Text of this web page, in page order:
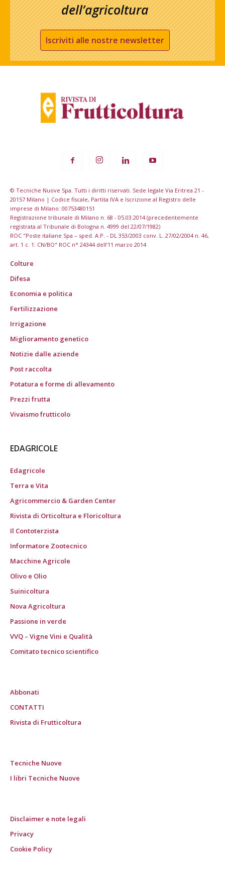
dell’agricoltura
Iscriviti alle nostre newsletter
© Tecniche Nuove Spa. Tutti i diritti riservati. Sede legale Via Eritrea 21 -
20157 Milano | Codice fiscale, Partita IVA e Iscrizione al Registro delle
imprese di Milano: 00753480151
Registrazione tribunale di Milano n. 68 - 05.03.2014 (precedentemente
registrata al Tribunale di Bologna n. 4999 del 22/07/1982)
ROC "Poste italiane Spa – sped. A.P. - DL 353/2003 conv. L. 27/02/2004 n. 46,
art. 1 c. 1: CN/BO" ROC n° 24344 dell’11 marzo 2014
Colture
Difesa
Economia e politica
Fertilizzazione
Irrigazione
Miglioramento genetico
Notizie dalle aziende
Post raccolta
Potatura e forme di allevamento
Prezzi frutta
Vivaismo frutticolo
EDAGRICOLE
Edagricole
Terra e Vita
Agricommercio & Garden Center
Rivista di Orticoltura e Floricoltura
Il Contoterzista
Informatore Zootecnico
Macchine Agricole
Olivo e Olio
Suinicoltura
Nova Agricoltura
Passione in verde
VVQ – Vigne Vini e Qualità
Comitato tecnico scientifico
Abbonati
CONTATTI
Rivista di Frutticoltura
Tecniche Nuove
I libri Tecniche Nuove
Disclaimer e note legali
Privacy
Cookie Policy